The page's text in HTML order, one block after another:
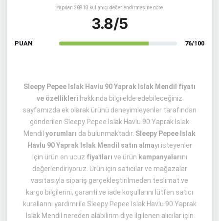
Yapılan 20918 kullanıcı değerlendirmesine göre
3.8/5
PUAN 76/100
Sleepy Pepee Islak Havlu 90 Yaprak Islak Mendil fiyatı
ve özellikleri hakkında bilgi elde edebileceğiniz
sayfamızda ek olarak ürünü deneyimleyenler tarafından
gönderilen Sleepy Pepee Islak Havlu 90 Yaprak Islak
Mendil yorumları da bulunmaktadır. Sleepy Pepee Islak
Havlu 90 Yaprak Islak Mendil satın almayı isteyenler
için ürün en ucuz fiyatları ve ürün kampanyalarını
değerlendiriyoruz. Ürün için satıcılar ve mağazalar
vasıtasıyla sipariş gerçekleştirilmeden teslimat ve
kargo bilgilerini, garanti ve iade koşullarını lütfen satıcı
kurallarını yardımı ile Sleepy Pepee Islak Havlu 90 Yaprak
Islak Mendil nereden alabilirim diye ilgilenen alıcılar için